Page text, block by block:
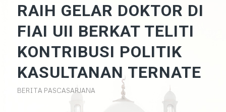
RAIH GELAR DOKTOR DI
FIAI UII BERKAT TELITI
KONTRIBUSI POLITIK
KASULTANAN TERNATE
BERITA PASCASARJANA